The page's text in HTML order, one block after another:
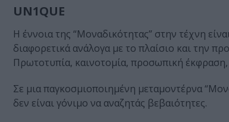
UN1QUE
Η έννοια της “Μοναδικότητας” στην τέχνη
διαφορετικά ανάλογα με το πλαίσιο και την
Πρωτοτυπία, καινοτομία, προσωπική
Σε μια παγκοσμιοποιημένη μεταμοντέρνα
δεν είναι γόνιμο να αναζητάς βεβαιότητες.